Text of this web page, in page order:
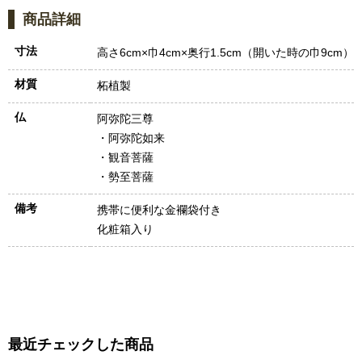
商品詳細
寸法 高さ6cm×巾4cm×奥行1.5cm（開いた時の巾9cm）
材質 柘植製
仏
阿弥陀三尊
・阿弥陀如来
・観音菩薩
・勢至菩薩
備考
携帯に便利な金襴袋付き
化粧箱入り
最近チェックした商品